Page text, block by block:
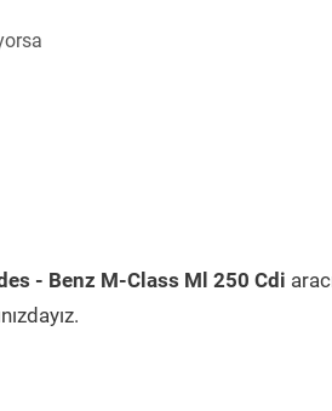
- Benz M-Class Ml 250 Cdi